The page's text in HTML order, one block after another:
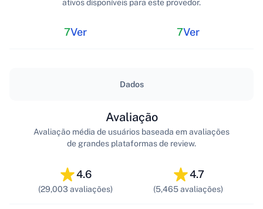
7Ver
ativos disponíveis para este provedor.
7Ver
Dados
4.6
(29,003 avaliações)
Avaliação
Avaliação média de usuários baseada em avaliações
de grandes plataformas de review.
4.7
(5,465 avaliações)